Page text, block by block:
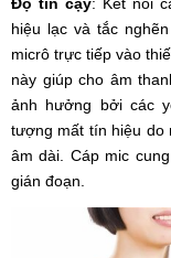
hiệu lạc và tắc
micrô trực tiếp vào
này giúp cho âm
ảnh hưởng bởi các
tượng mất tín hiệu do
âm dài. Cáp mic
gián đoạn.